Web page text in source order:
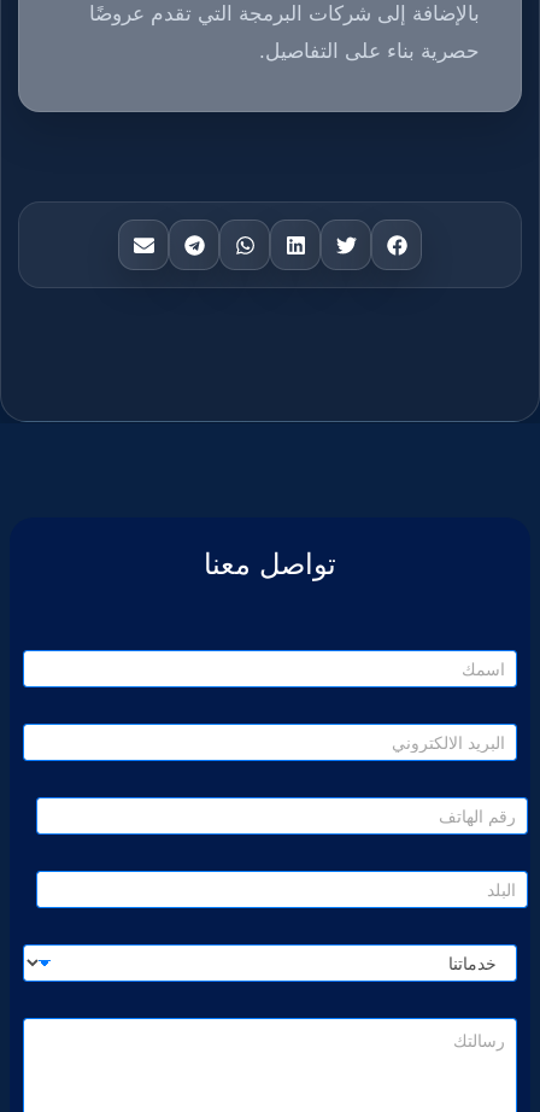
بالإضافة إلى شركات البرمجة التي تقدم عروضًا
حصرية بناء على التفاصيل.
تواصل معنا